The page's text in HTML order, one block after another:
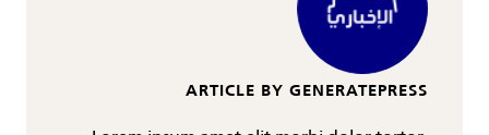
ARTICLE BY GENERATEPRESS